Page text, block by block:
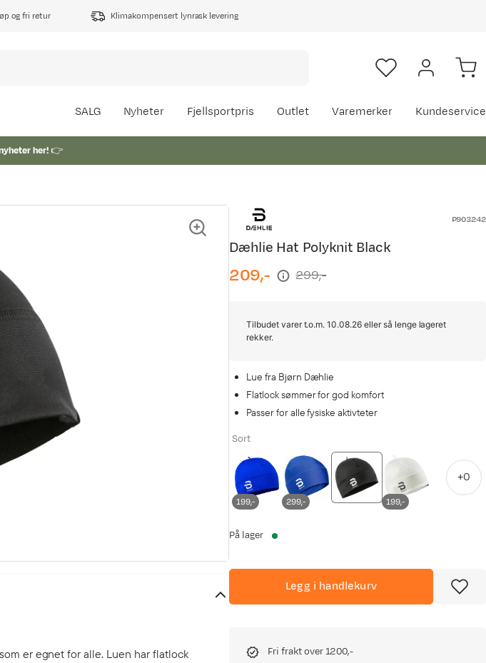
og fri retur Klimakompensert lynrask levering
SALG Nyheter Fjellsportpris Outlet Varemerker Kundeservice
her!👉
er egnet for alle. Luen har flatlock
P903242
Dæhlie Hat Polyknit Black
discounted
209,-
original 299,-
Tilbudet varer t.o.m. 10.08.26 eller så lenge lageret
rekker.
Lue fra Bjørn Dæhlie
Flatlock sømmer for god komfort
Passer for alle fysiske aktivteter
Sort
199,- 299,- 199,-
+0
På lager
Legg i handlekurv
Fri frakt over 1200,-